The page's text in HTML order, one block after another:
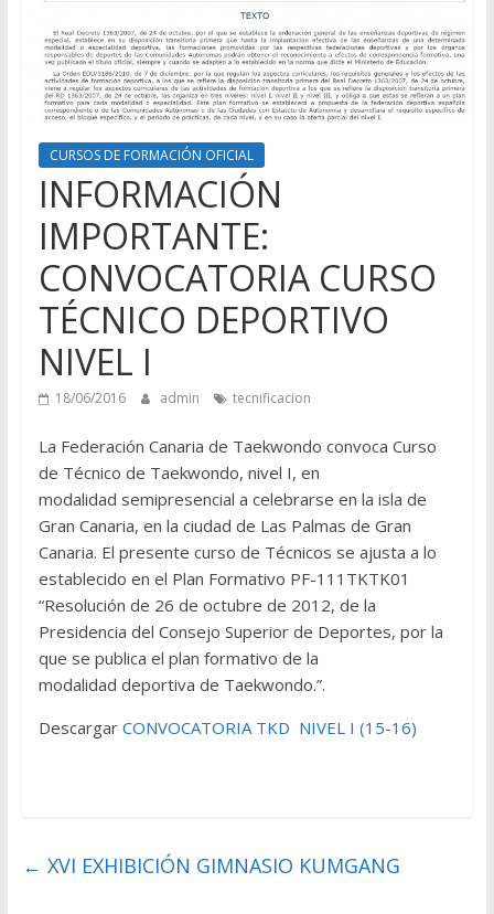
CURSOS DE FORMACIÓN OFICIAL
INFORMACIÓN
IMPORTANTE:
CONVOCATORIA CURSO
TÉCNICO DEPORTIVO
NIVEL I
18/06/2016 admin tecnificacion
La Federación Canaria de Taekwondo convoca Curso
de Técnico de Taekwondo, nivel I, en
modalidad semipresencial a celebrarse en la isla de
Gran Canaria, en la ciudad de Las Palmas de Gran
Canaria. El presente curso de Técnicos se ajusta a lo
establecido en el Plan Formativo PF-111TKTK01
“Resolución de 26 de octubre de 2012, de la
Presidencia del Consejo Superior de Deportes, por la
que se publica el plan formativo de la
modalidad deportiva de Taekwondo.”.
Descargar CONVOCATORIA TKD NIVEL I (15-16)
← XVI EXHIBICIÓN GIMNASIO KUMGANG